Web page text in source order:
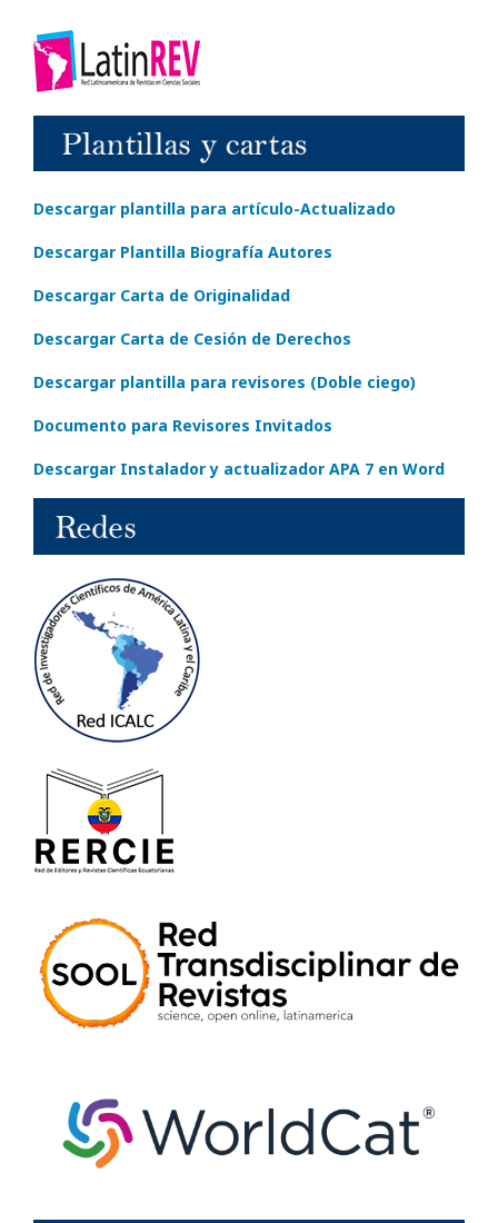
Descargar plantilla para artículo-Actualizado
Descargar Plantilla Biografía Autores
Descargar Carta de Originalidad
Descargar Carta de Cesión de Derechos
Descargar plantilla para revisores (Doble ciego)
Documento para Revisores Invitados
Descargar Instalador y actualizador APA 7 en Word